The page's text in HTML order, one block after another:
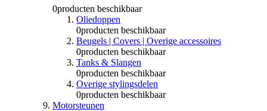
0producten beschikbaar
Oliedoppen
0producten beschikbaar
Beugels | Covers | Overige accessoires
0producten beschikbaar
Tanks & Slangen
0producten beschikbaar
Overige stylingsdelen
0producten beschikbaar
Motorsteunen